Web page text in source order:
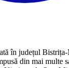
în județul
din mai multe